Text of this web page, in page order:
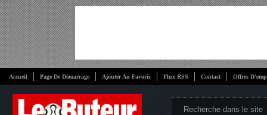
Accueil Page De Démarrage Ajouter Au Favoris Flux RSS Contact Offres